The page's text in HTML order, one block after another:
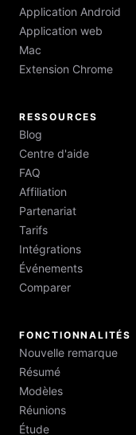
Application Android
Application web
Mac
Extension Chrome
RESSOURCES
Blog
Centre d'aide
FAQ
Affiliation
Partenariat
Tarifs
Intégrations
Événements
Semaine Tech 2026
Semaine Tech de
Comparer
FONCTIONNALITÉS
Nouvelle remarque
Enregistrer l'audio
Coup de fil
Résumé
Points clés
Éléments d'action
Modèles
FAQ
Réunions
Étude